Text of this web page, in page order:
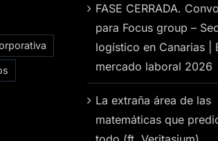
FASE CERRADA.
para Focus group –
logístico en Canarias |
mercado laboral 2026
La extraña área de las
matemáticas que